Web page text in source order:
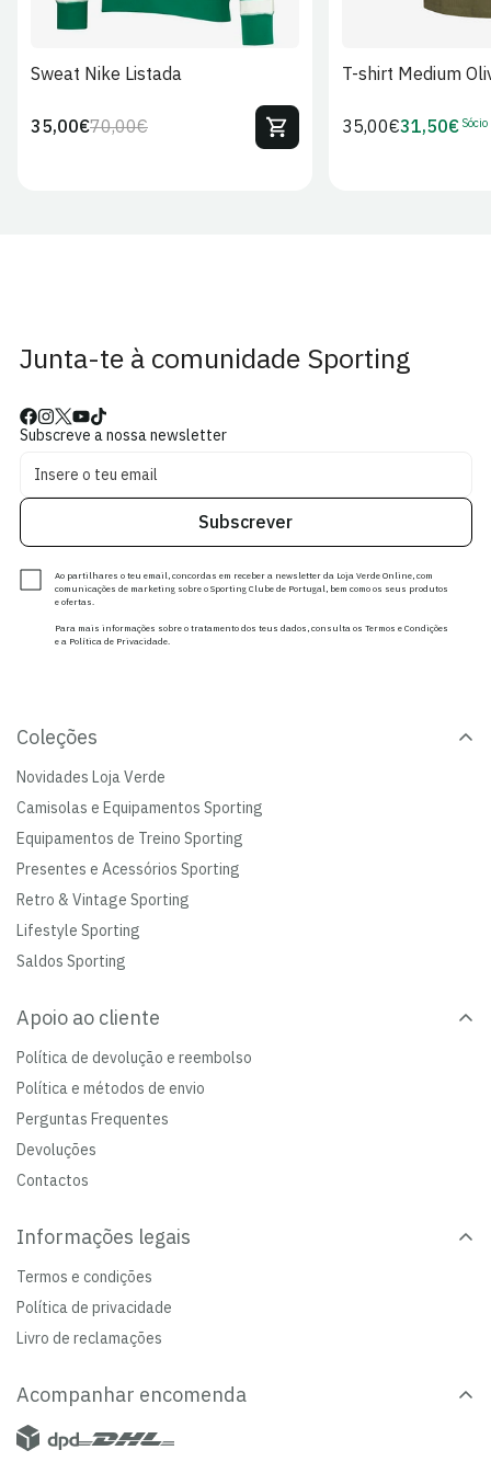
Sweat Nike Listada
Preço
70,00€Preço
35,00€
T-shirt Medium
Preço
35,00€Preço
31,50€ Sócio
Junta-te à comunidade Sporting
Subscreve a nossa newsletter
Subscrever
Ao partilhares o teu email, concordas em receber a newsletter da Loja Verde Online, com
comunicações de marketing sobre o Sporting Clube de Portugal, bem como os seus produtos
e ofertas.
Para mais informações sobre o tratamento dos teus dados, consulta os Termos e Condições
e a Política de Privacidade.
Coleções
Novidades Loja Verde
Camisolas e Equipamentos Sporting
Equipamentos de Treino Sporting
Presentes e Acessórios Sporting
Retro & Vintage Sporting
Lifestyle Sporting
Saldos Sporting
Apoio ao cliente
Política de devolução e reembolso
Política e métodos de envio
Perguntas Frequentes
Devoluções
Contactos
Informações legais
Termos e condições
Política de privacidade
Livro de reclamações
Acompanhar encomenda